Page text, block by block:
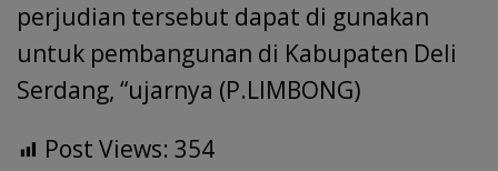
perjudian tersebut dapat di gunakan
untuk pembangunan di Kabupaten Deli
Serdang, “ujarnya (P.LIMBONG)
Post Views: 354